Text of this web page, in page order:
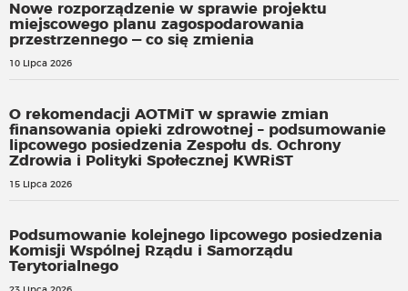
Nowe rozporządzenie w sprawie projektu
miejscowego planu zagospodarowania
przestrzennego — co się zmienia
10 Lipca 2026
O rekomendacji AOTMiT w sprawie zmian
finansowania opieki zdrowotnej – podsumowanie
lipcowego posiedzenia Zespołu ds. Ochrony
Zdrowia i Polityki Społecznej KWRiST
15 Lipca 2026
Podsumowanie kolejnego lipcowego posiedzenia
Komisji Wspólnej Rządu i Samorządu
Terytorialnego